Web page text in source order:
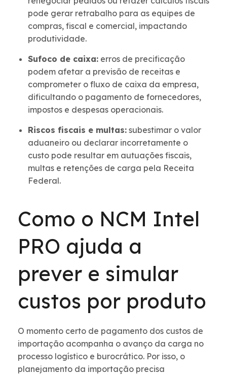
pode gerar retrabalho para as equipes de
compras, fiscal e comercial, impactando
produtividade.
Sufoco de caixa: erros de precificação
podem afetar a previsão de receitas e
comprometer o fluxo de caixa da empresa,
dificultando o pagamento de fornecedores,
impostos e despesas operacionais.
Riscos fiscais e multas: subestimar o valor
aduaneiro ou declarar incorretamente o
custo pode resultar em autuações fiscais,
multas e retenções de carga pela Receita
Federal.
Como o NCM Intel
PRO ajuda a
prever e simular
custos por produto
O momento certo de pagamento dos custos de
importação acompanha o avanço da carga no
processo logístico e burocrático. Por isso, o
planejamento da importação precisa